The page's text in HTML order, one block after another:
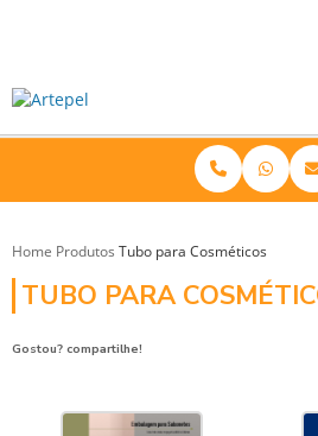
Home Produtos Tubo para Cosméticos
TUBO PARA
Gostou? compartilhe!